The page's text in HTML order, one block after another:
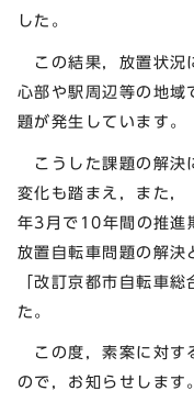
した。
この結果，放置状況
心部や駅周辺等の地域
題が発生しています。
こうした課題の解決
変化も踏まえ，また，
年3月で10年間の推進
放置自転車問題の解決
「改訂京都市自転車
た。
この度，素案に対す
ので，お知らせします